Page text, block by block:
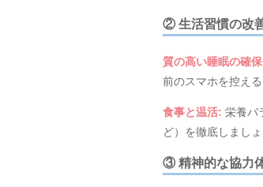
② 生活習慣の改
質の高い睡眠の確保
前のスマホを控え
食事と温活: 栄養バ
ど）を徹底しましょ
③ 精神的な協力